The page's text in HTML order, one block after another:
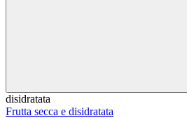
disidratata
Frutta secca e disidratata